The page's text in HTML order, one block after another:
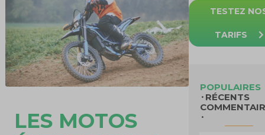
LES MOTOS
TESTEZ
TARIFS
POPULAIRES
RÉCENTS